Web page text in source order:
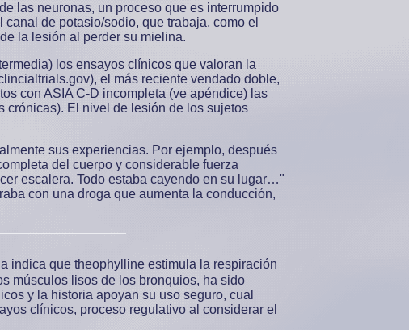
las neuronas, un proceso que es interrumpido
de potasio/sodio, que trabaja, como el
la lesión al perder su mielina.
los ensayos clínicos que valoran la
el más reciente vendado doble,
con ASIA C-D incompleta (ve apéndice) las
crónicas). El nivel de lesión de los sujetos
sus experiencias. Por ejemplo, después
del cuerpo y considerable fuerza
escalera. Todo estaba cayendo en su lugar…"
con una droga que aumenta la conducción,
indica que theophylline estimula la respiración
músculos lisos de los bronquios, ha sido
y la historia apoyan su uso seguro, cual
clínicos, proceso regulativo al considerar el